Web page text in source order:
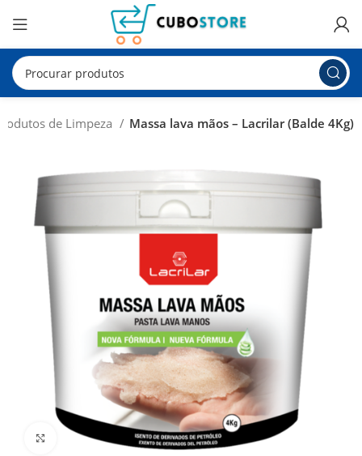
de Limpeza Massa lava mãos – Lacrilar (Balde 4Kg)
Clique para ampliar